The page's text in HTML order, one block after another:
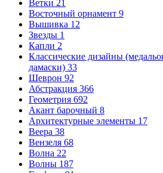
Ветки 21
Восточный орнамент 9
Вышивка 12
Звезды 1
Капли 2
Классические дизайны
дамаски) 33
Шеврон 92
Абстракция 366
Геометрия 692
Акант барочный 8
Архитектурные элементы 17
Веера 38
Вензеля 68
Волна 22
Волны 187